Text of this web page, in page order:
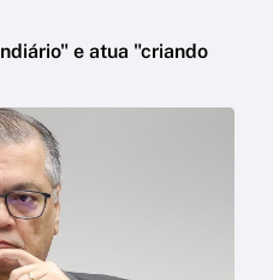
e atua "criando